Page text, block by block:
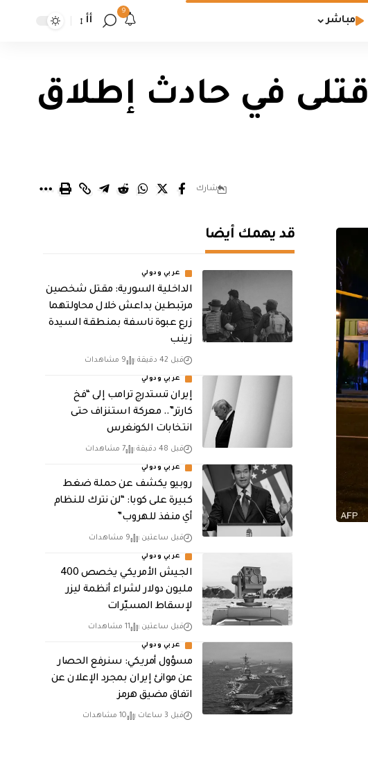
مباشر
9
أأ
الشرطة الأميركية تؤكد سقوط 9 قتلى في حادث إطلاق
شارك
قد يهمك أيضا
عربي ودولي
الداخلية السورية: مقتل شخصين
مرتبطين بداعش خلال محاولتهما
زرع عبوة ناسفة بمنطقة السيدة
زينب
قبل 42 دقيقة 9 مشاهدات
عربي ودولي
إيران تستدرج ترامب إلى “فخ
كارتر”.. معركة استنزاف حتى
انتخابات الكونغرس
قبل 48 دقيقة 7 مشاهدات
عربي ودولي
روبيو يكشف عن حملة ضغط
كبيرة على كوبا: “لن نترك للنظام
أي منفذ للهروب”
قبل ساعتين 9 مشاهدات
عربي ودولي
الجيش الأمريكي يخصص 400
مليون دولار لشراء أنظمة ليزر
لإسقاط المسيّرات
قبل ساعتين 11 مشاهدات
عربي ودولي
مسؤول أمريكي: سنرفع الحصار
عن موانئ إيران بمجرد الإعلان عن
اتفاق مضيق هرمز
قبل 3 ساعات 10 مشاهدات